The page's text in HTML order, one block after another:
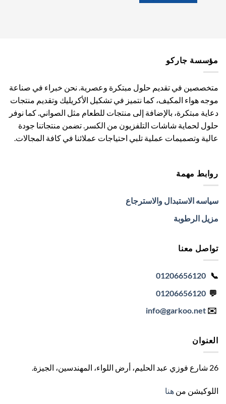
لهذا
اختيار
الخيارات
على
صفحة
المنتج
مؤسسة جاركو
متخصصين في تقديم حلول مبتكرة وعصرية. نحن خبراء في صناعة
موجه هواء المكيف، كما نتميز في تشكيل الأكريليك وتقديم منتجات
دعاية مبتكرة، بالإضافة إلى منتجات للطعام مثل الصواني. كما نوفر
حلول لحماية شاشات التلفزيون من الكسر. تضمن منتجاتنا جودة
عالية وتصميمات عملية تلبي احتياجات عملائنا في كافة المجالات.
روابط مهمة
سياسه الاستبدال والاسترجاع
مزيل الرطوبة
تواصل معنا
📞
01206656120
💬
01206656120
✉️
info@garkoo.net
العنوان
26 شارع فوزي عبد الحليم، أرض اللواء، المهندسين، الجيزة .
اللوكيشن من هنا